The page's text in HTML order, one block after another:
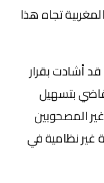
تجاه هذا
أشادت بقرار
بتسهيل
المصحوبين
نظامية في